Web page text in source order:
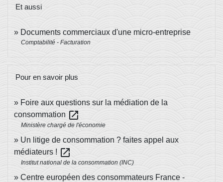
Et aussi
Documents commerciaux d'une micro-entreprise
Comptabilité - Facturation
Pour en savoir plus
Foire aux questions sur la médiation de la
consommation open_in_new
Ministère chargé de l'économie
Un litige de consommation ? faites appel aux
médiateurs ! open_in_new
Institut national de la consommation (INC)
Centre européen des consommateurs France -